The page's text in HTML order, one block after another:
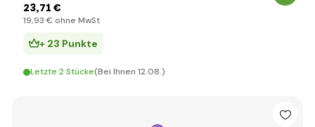
23,71 €
19,93 € ohne MwSt
+ 23 Punkte
Letzte 2 Stücke(Bei Ihnen 12.08.)